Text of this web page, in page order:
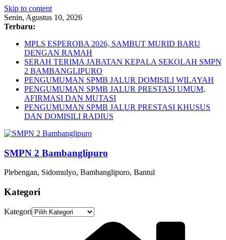
Skip to content
Senin, Agustus 10, 2026
Terbaru:
MPLS ESPEROBA 2026, SAMBUT MURID BARU
DENGAN RAMAH
SERAH TERIMA JABATAN KEPALA SEKOLAH SMPN
2 BAMBANGLIPURO
PENGUMUMAN SPMB JALUR DOMISILI WILAYAH
PENGUMUMAN SPMB JALUR PRESTASI UMUM,
AFIRMASI DAN MUTASI
PENGUMUMAN SPMB JALUR PRESTASI KHUSUS
DAN DOMISILI RADIUS
SMPN 2 Bambanglipuro
Plebengan, Sidomulyo, Bambanglipuro, Bantul
Kategori
Kategori